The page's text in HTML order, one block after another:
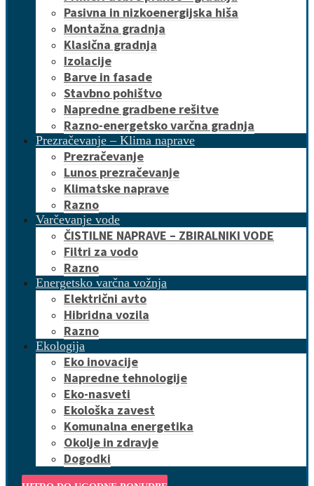
Pasivna in nizkoenergijska hiša
Montažna gradnja
Klasična gradnja
Izolacije
Barve in fasade
Stavbno pohištvo
Napredne gradbene rešitve
Razno-energetsko varčna gradnja
Prezračevanje – Klima naprave
Prezračevanje
Lunos prezračevanje
Klimatske naprave
Razno
Varčevanje vode
ČISTILNE NAPRAVE – ZBIRALNIKI VODE
Filtri za vodo
Razno
Energetsko varčna vožnja
Električni avto
Hibridna vozila
Razno
Ekologija
Eko inovacije
Napredne tehnologije
Eko-nasveti
Ekološka zavest
Komunalna energetika
Okolje in zdravje
Dogodki